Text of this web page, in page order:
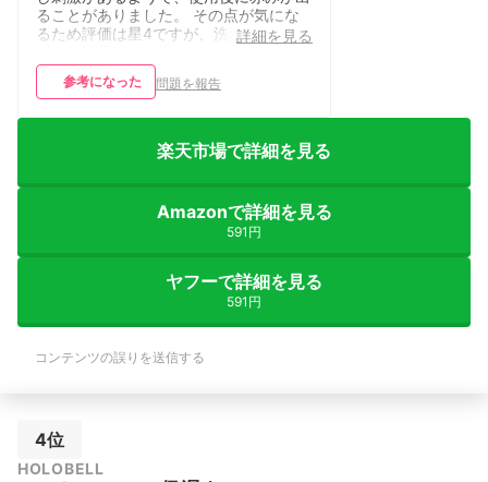
ることがありました。 その点が気にな
るため評価は星4ですが、洗浄力や使用
詳細を見る
参考になった 問題を報告
楽天市場で詳細を見る
Amazonで詳細を見る
591円
ヤフーで詳細を見る
591円
コンテンツの誤りを送信する
4位
HOLOBELL